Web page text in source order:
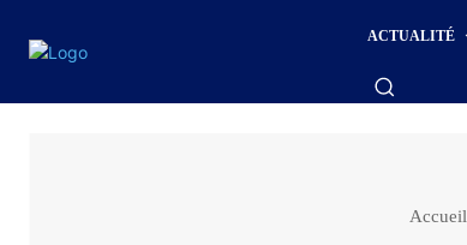
ACTUALITÉ
Accueil